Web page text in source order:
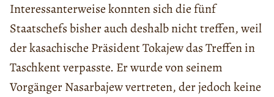
Interessanterweise konnten sich die fünf
Staatschefs bisher auch deshalb nicht treffen, weil
der kasachische Präsident Tokajew das Treffen in
Taschkent verpasste. Er wurde von seinem
Vorgänger Nasarbajew vertreten, der jedoch keine